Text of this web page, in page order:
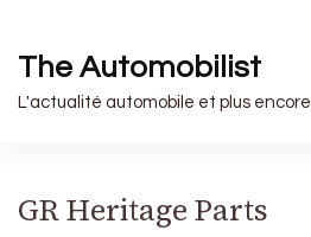
The Automobilist
L'actualité automobile et plus encore
GR Heritage Parts